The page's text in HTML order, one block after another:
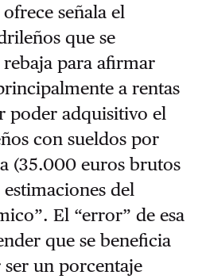
señala el
que se
para afirmar
a rentas
poder adquisitivo el
con sueldos por
(35.000 euros brutos
estimaciones del
El “error” de esa
que se beneficia
ser un porcentaje